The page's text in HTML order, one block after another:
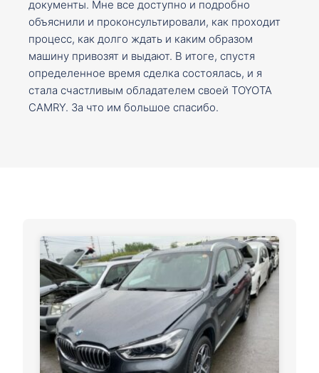
документы. Мне все доступно и подробно
объяснили и проконсультировали, как проходит
процесс, как долго ждать и каким образом
машину привозят и выдают. В итоге, спустя
определенное время сделка состоялась, и я
стала счастливым обладателем своей TOYOTA
CAMRY. За что им большое спасибо.